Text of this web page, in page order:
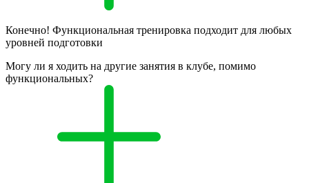
Конечно! Функциональная тренировка подходит для любых
уровней подготовки
Могу ли я ходить на другие занятия в клубе, помимо
функциональных?